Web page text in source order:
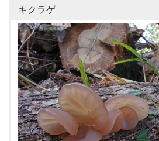
キクラゲ